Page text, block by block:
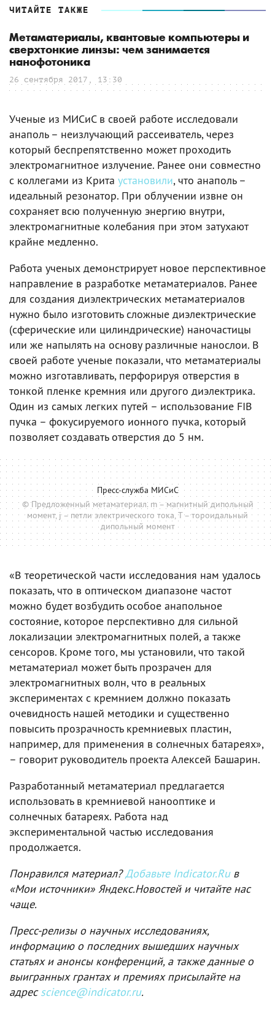
ЧИТАЙТЕ ТАКЖЕ
Метаматериалы, квантовые компьютеры и
сверхтонкие линзы: чем занимается
нанофотоника
26 сентября 2017, 13:30
Ученые из МИСиС в своей работе исследовали
анаполь – неизлучающий рассеиватель, через
который беспрепятственно может проходить
электромагнитное излучение. Ранее они совместно
с коллегами из Крита установили, что анаполь –
идеальный резонатор. При облучении извне он
сохраняет всю полученную энергию внутри,
электромагнитные колебания при этом затухают
крайне медленно.
Работа ученых демонстрирует новое перспективное
направление в разработке метаматериалов. Ранее
для создания диэлектрических метаматериалов
нужно было изготовить сложные диэлектрические
(сферические или цилиндрические) наночастицы
или же напылять на основу различные нанослои. В
своей работе ученые показали, что метаматериалы
можно изготавливать, перфорируя отверстия в
тонкой пленке кремния или другого диэлектрика.
Один из самых легких путей – использование FIB
пучка – фокусируемого ионного пучка, который
позволяет создавать отверстия до 5 нм.
Пресс-служба МИСиС
© Предложенный метаматериал. m – магнитный дипольный
момент, j – петли электрического тока, T – тороидальный
дипольный момент
«В теоретической части исследования нам удалось
показать, что в оптическом диапазоне частот
можно будет возбудить особое анапольное
состояние, которое перспективно для сильной
локализации электромагнитных полей, а также
сенсоров. Кроме того, мы установили, что такой
метаматериал может быть прозрачен для
электромагнитных волн, что в реальных
экспериментах с кремнием должно показать
очевидность нашей методики и существенно
повысить прозрачность кремниевых пластин,
например, для применения в солнечных батареях»,
– говорит руководитель проекта Алексей Башарин.
Разработанный метаматериал предлагается
использовать в кремниевой нанооптике и
солнечных батареях. Работа над
экспериментальной частью исследования
продолжается.
Понравился материал?Добавьте Indicator.Ruв
«Мои источники» Яндекс.Новостей и читайте нас
чаще.
Пресс-релизы о научных исследованиях,
информацию о последних вышедших научных
статьях и анонсы конференций, а также данные о
выигранных грантах и премиях присылайте на
адресscience@indicator.ru.